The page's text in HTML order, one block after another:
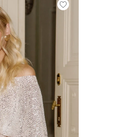
SCOLLO A
PORTAFOGLIO
SCOLLO A V
ASIMMETRICO
CARMEN